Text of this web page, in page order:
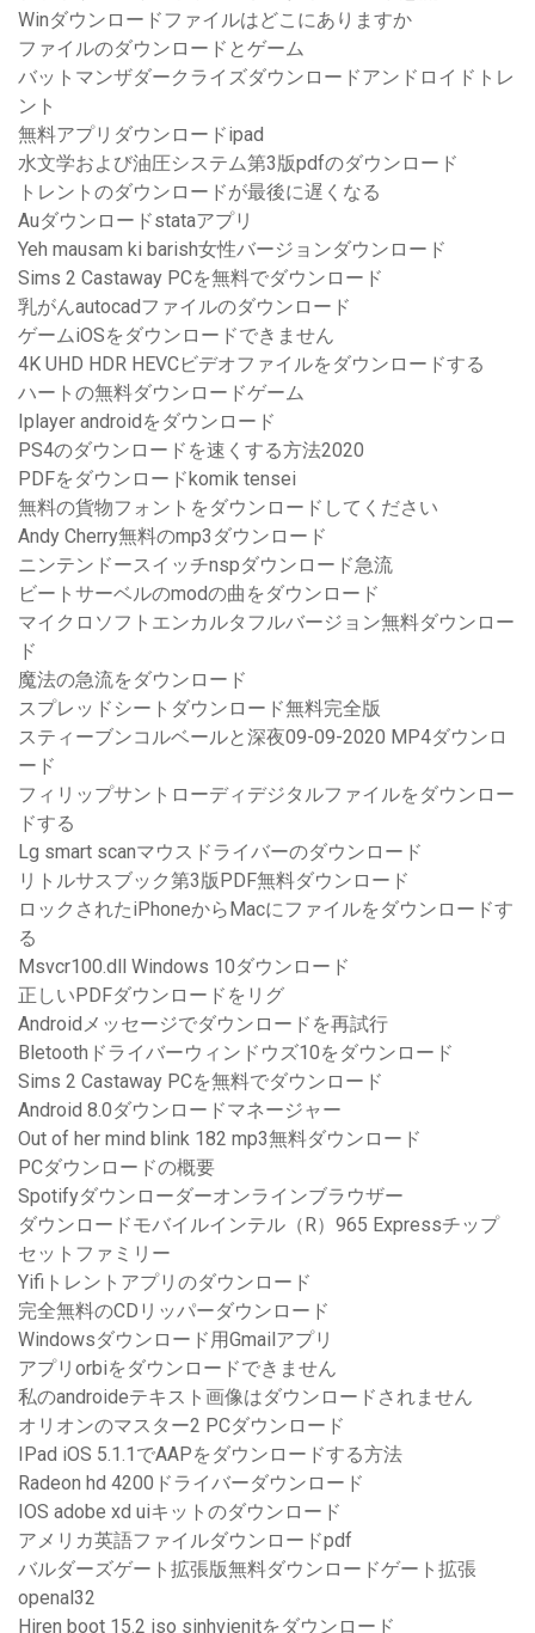
Winダウンロードファイルはどこにありますか
ファイルのダウンロードとゲーム
バットマンザダークライズダウンロードアンドロイドトレ
ント
無料アプリダウンロードipad
水文学および油圧システム第3版pdfのダウンロード
トレントのダウンロードが最後に遅くなる
Auダウンロードstataアプリ
Yeh mausam ki barish女性バージョンダウンロード
Sims 2 Castaway PCを無料でダウンロード
乳がんautocadファイルのダウンロード
ゲームiOSをダウンロードできません
4K UHD HDR HEVCビデオファイルをダウンロードする
ハートの無料ダウンロードゲーム
Iplayer androidをダウンロード
PS4のダウンロードを速くする方法2020
PDFをダウンロードkomik tensei
無料の貨物フォントをダウンロードしてください
Andy Cherry無料のmp3ダウンロード
ニンテンドースイッチnspダウンロード急流
ビートサーベルのmodの曲をダウンロード
マイクロソフトエンカルタフルバージョン無料ダウンロー
ド
魔法の急流をダウンロード
スプレッドシートダウンロード無料完全版
スティーブンコルベールと深夜09-09-2020 MP4ダウンロ
ード
フィリップサントローディデジタルファイルをダウンロー
ドする
Lg smart scanマウスドライバーのダウンロード
リトルサスブック第3版PDF無料ダウンロード
ロックされたiPhoneからMacにファイルをダウンロードす
る
Msvcr100.dll Windows 10ダウンロード
正しいPDFダウンロードをリグ
Androidメッセージでダウンロードを再試行
Bletoothドライバーウィンドウズ10をダウンロード
Sims 2 Castaway PCを無料でダウンロード
Android 8.0ダウンロードマネージャー
Out of her mind blink 182 mp3無料ダウンロード
PCダウンロードの概要
Spotifyダウンローダーオンラインブラウザー
ダウンロードモバイルインテル（R）965 Expressチップ
セットファミリー
Yifiトレントアプリのダウンロード
完全無料のCDリッパーダウンロード
Windowsダウンロード用Gmailアプリ
アプリorbiをダウンロードできません
私のandroideテキスト画像はダウンロードされません
オリオンのマスター2 PCダウンロード
IPad iOS 5.1.1でAAPをダウンロードする方法
Radeon hd 4200ドライバーダウンロード
IOS adobe xd uiキットのダウンロード
アメリカ英語ファイルダウンロードpdf
バルダーズゲート拡張版無料ダウンロードゲート拡張
openal32
Hiren boot 15.2 iso sinhvienitをダウンロード